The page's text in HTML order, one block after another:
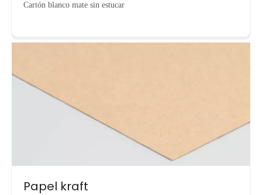
Cartón blanco mate sin estucar
Papel kraft